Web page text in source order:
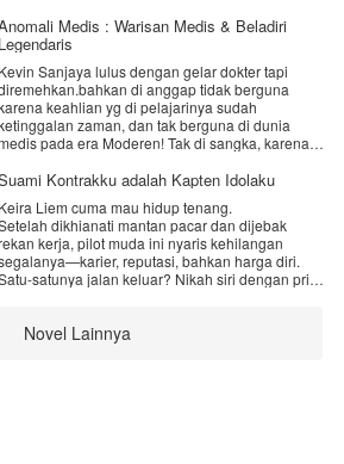
lalu.
merenggut nyawanya.. melainkan sate kambing
di hajatan warga.
Hanni membuka mata..dia tak lagi berada di
kini hidup sebagai Alicia Nathania
tampan yang selama ini ia kenal lewat
berita infotainment..dan sering ia hujat lewat
televisi murahnya.
yang lebih mengejutkan.. suami barunya
langsung menyodorkan surat cerai dengan
kompensasi 2 triliun rupiah..jiwa miskinnya
akan habis berapa keturunan 2T itu?.. pikirnya.
Medis : Warisan Medis & Beladiri
Legendaris
Kevin Sanjaya lulus dengan gelar dokter tapi
di anggap tidak berguna
keahlian yg di pelajarinya sudah
zaman, dan tak berguna di dunia
pada era Moderen! Tak di sangka, karena
dan buku kitab medis surgawi yang di
Dengan mempelajari buku kitab medis surgawi
di topang dengan jantung meteorid, kekuatan
dan tingkat beladiriNya melampaui
Sehingga dia bisa merubah
menjadi dokter medis hebat dengan
Kontrakku adalah Kapten Idolaku
Keira Liem cuma mau hidup tenang.
dikhianati mantan pacar dan dijebak
kerja, pilot muda ini nyaris kehilangan
reputasi, bahkan harga diri.
satunya jalan keluar? Nikah siri dengan pria
Pria itu bilang namanya Kai. Katanya
pengangguran. Senyumnya menyebalkan,
Novel Lainnya